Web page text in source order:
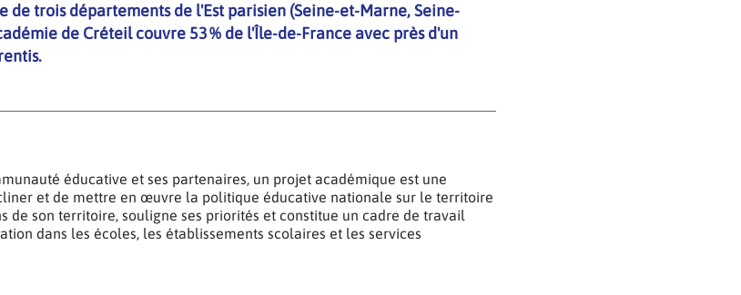
de trois départements de l'Est parisien (Seine-et-Marne, Seine-
de Créteil couvre 53 % de l'Île-de-France avec près d'un
éducative et ses partenaires, un projet académique est une
et de mettre en œuvre la politique éducative nationale sur le territoire
de son territoire, souligne ses priorités et constitue un cadre de travail
dans les écoles, les établissements scolaires et les services